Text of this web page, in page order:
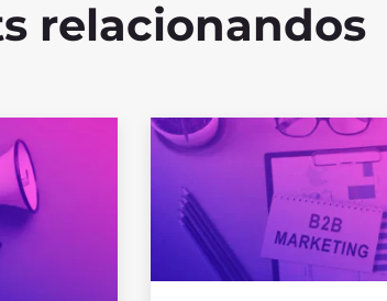
relacionandos